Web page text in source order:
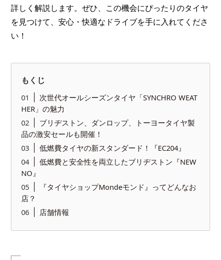
詳しく解説します。ぜひ、この機会にぴったりのタイヤ
を見つけて、安心・快適なドライブを手に入れてくださ
い！
もくじ
次世代オールシーズンタイヤ「SYNCHRO WEAT
HER」の魅力
ブリヂストン、ダンロップ、トーヨータイヤ製
品の激安セールも開催！
低燃費タイヤの新スタンダード！『EC204』
低燃費と安全性を両立したブリヂストン『NEW
NO』
『タイヤショップMondeモンド』ってどんなお
店？
店舗情報